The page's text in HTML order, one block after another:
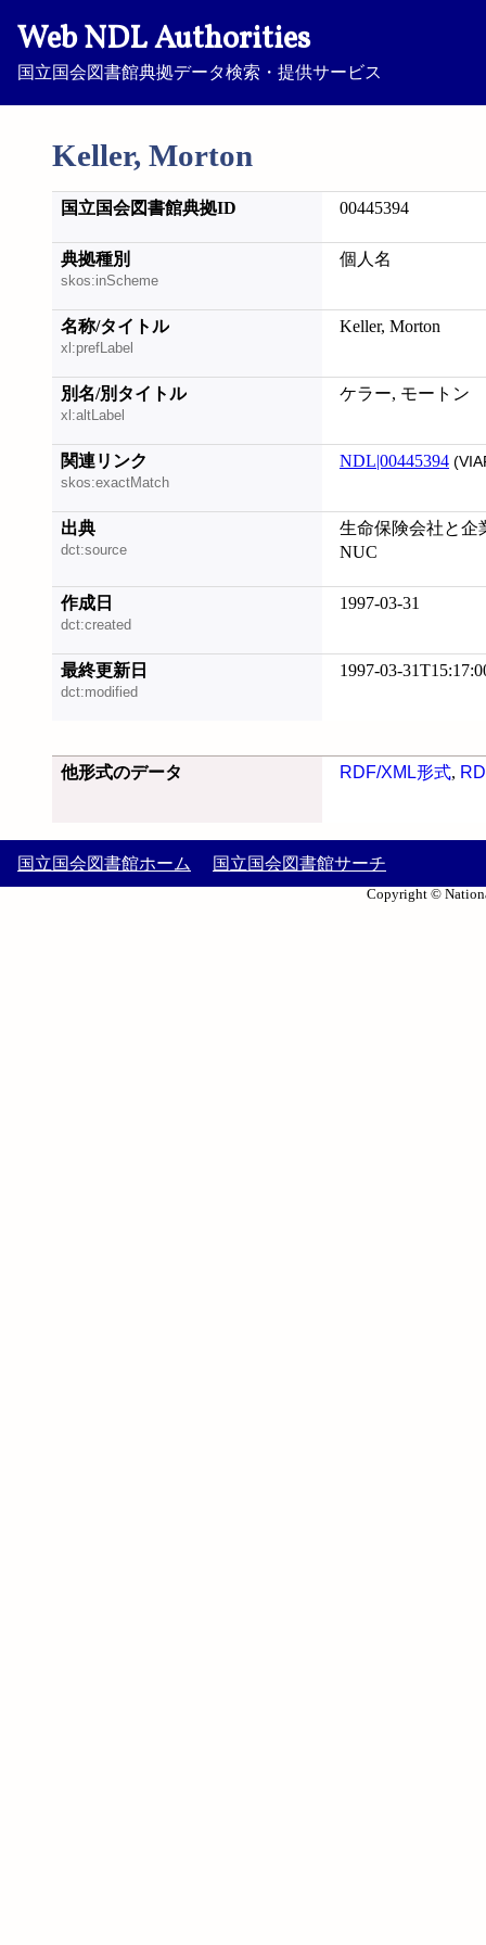
Web NDL Authorities
国立国会図書館典拠データ検索・提供サービス
Keller, Morton
国立国会図書館典拠ID 00445394
典拠種別
skos:inScheme
個人名
名称/タイトル
xl:prefLabel
Keller, Morton
別名/別タイトル
xl:altLabel
ケラー, モートン
関連リンク
skos:exactMatch
NDL|00445394
出典
dct:source
生命保険会社と企
NUC
作成日
dct:created
1997-03-31
最終更新日
dct:modified
1997-03-
他形式のデータ RDF/XML形式,
国立国会図書館ホーム 国立国会図書館サーチ
Copyright ©